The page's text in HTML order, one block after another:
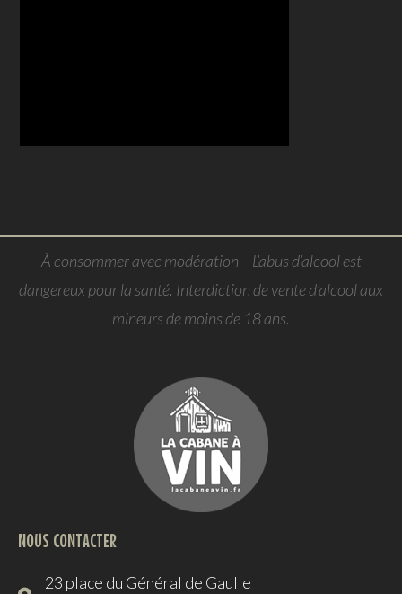
À consommer avec modération – L’abus d’alcool est
dangereux pour la santé. Interdiction de vente d’alcool aux
mineurs de moins de 18 ans.
NOUS CONTACTER
23 place du Général de Gaulle